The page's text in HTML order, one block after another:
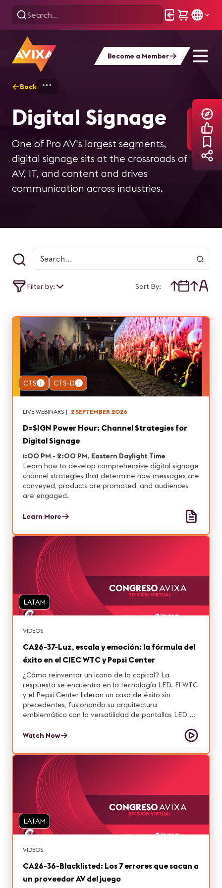
Become a Member
Back
Digital Signage
One of Pro AV's largest segments,
digital signage sits at the crossroads of
AV, IT, and content and drives
communication across industries.
Filter by: Sort By:
CTS 1 CTS-D 1
LIVE WEBINARS | 2 SEPTEMBER 2026
D=SIGN Power Hour: Channel Strategies for
Digital Signage
1:00 PM - 2:00 PM, Eastern Daylight Time
Learn how to develop comprehensive digital signage
channel strategies that determine how messages are
conveyed, products are promoted, and audiences
are engaged.
Learn More
LATAM
VIDEOS
CA26-37-Luz, escala y emoción: la fórmula del
éxito en el CIEC WTC y Pepsi Center
¿Cómo reinventar un icono de la capital? La
respuesta se encuentra en la tecnología LED. El WTC
y el Pepsi Center lideran un caso de éxito sin
precedentes, fusionando su arquitectura
emblemática con la versatilidad de pantallas LED de
hasta shows que transportan a los fans a otra
dimensión, estamos redefiniendo la interacción para
potenciar el éxito comercial y artístico a gran escala.
Watch Now
LATAM
VIDEOS
CA26-36-Blacklisted: Los 7 errores que sacan a
un proveedor AV del juego